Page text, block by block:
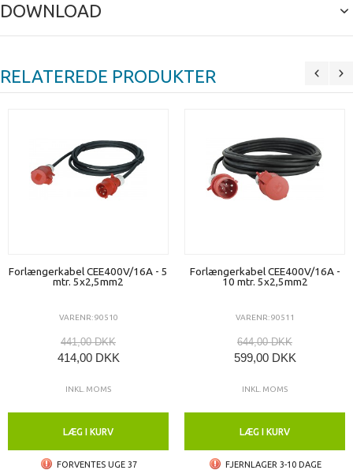
DOWNLOAD
RELATEREDE PRODUKTER
Forlængerkabel CEE400V/16A - 5
mtr. 5x2,5mm2
VARENR: 90510
441,00 DKK
414,00 DKK
INKL. MOMS
LÆG I KURV
FORVENTES UGE 37
Forlængerkabel CEE400V/16A -
10 mtr. 5x2,5mm2
VARENR: 90511
644,00 DKK
599,00 DKK
INKL. MOMS
LÆG I KURV
FJERNLAGER 3-10 DAGE